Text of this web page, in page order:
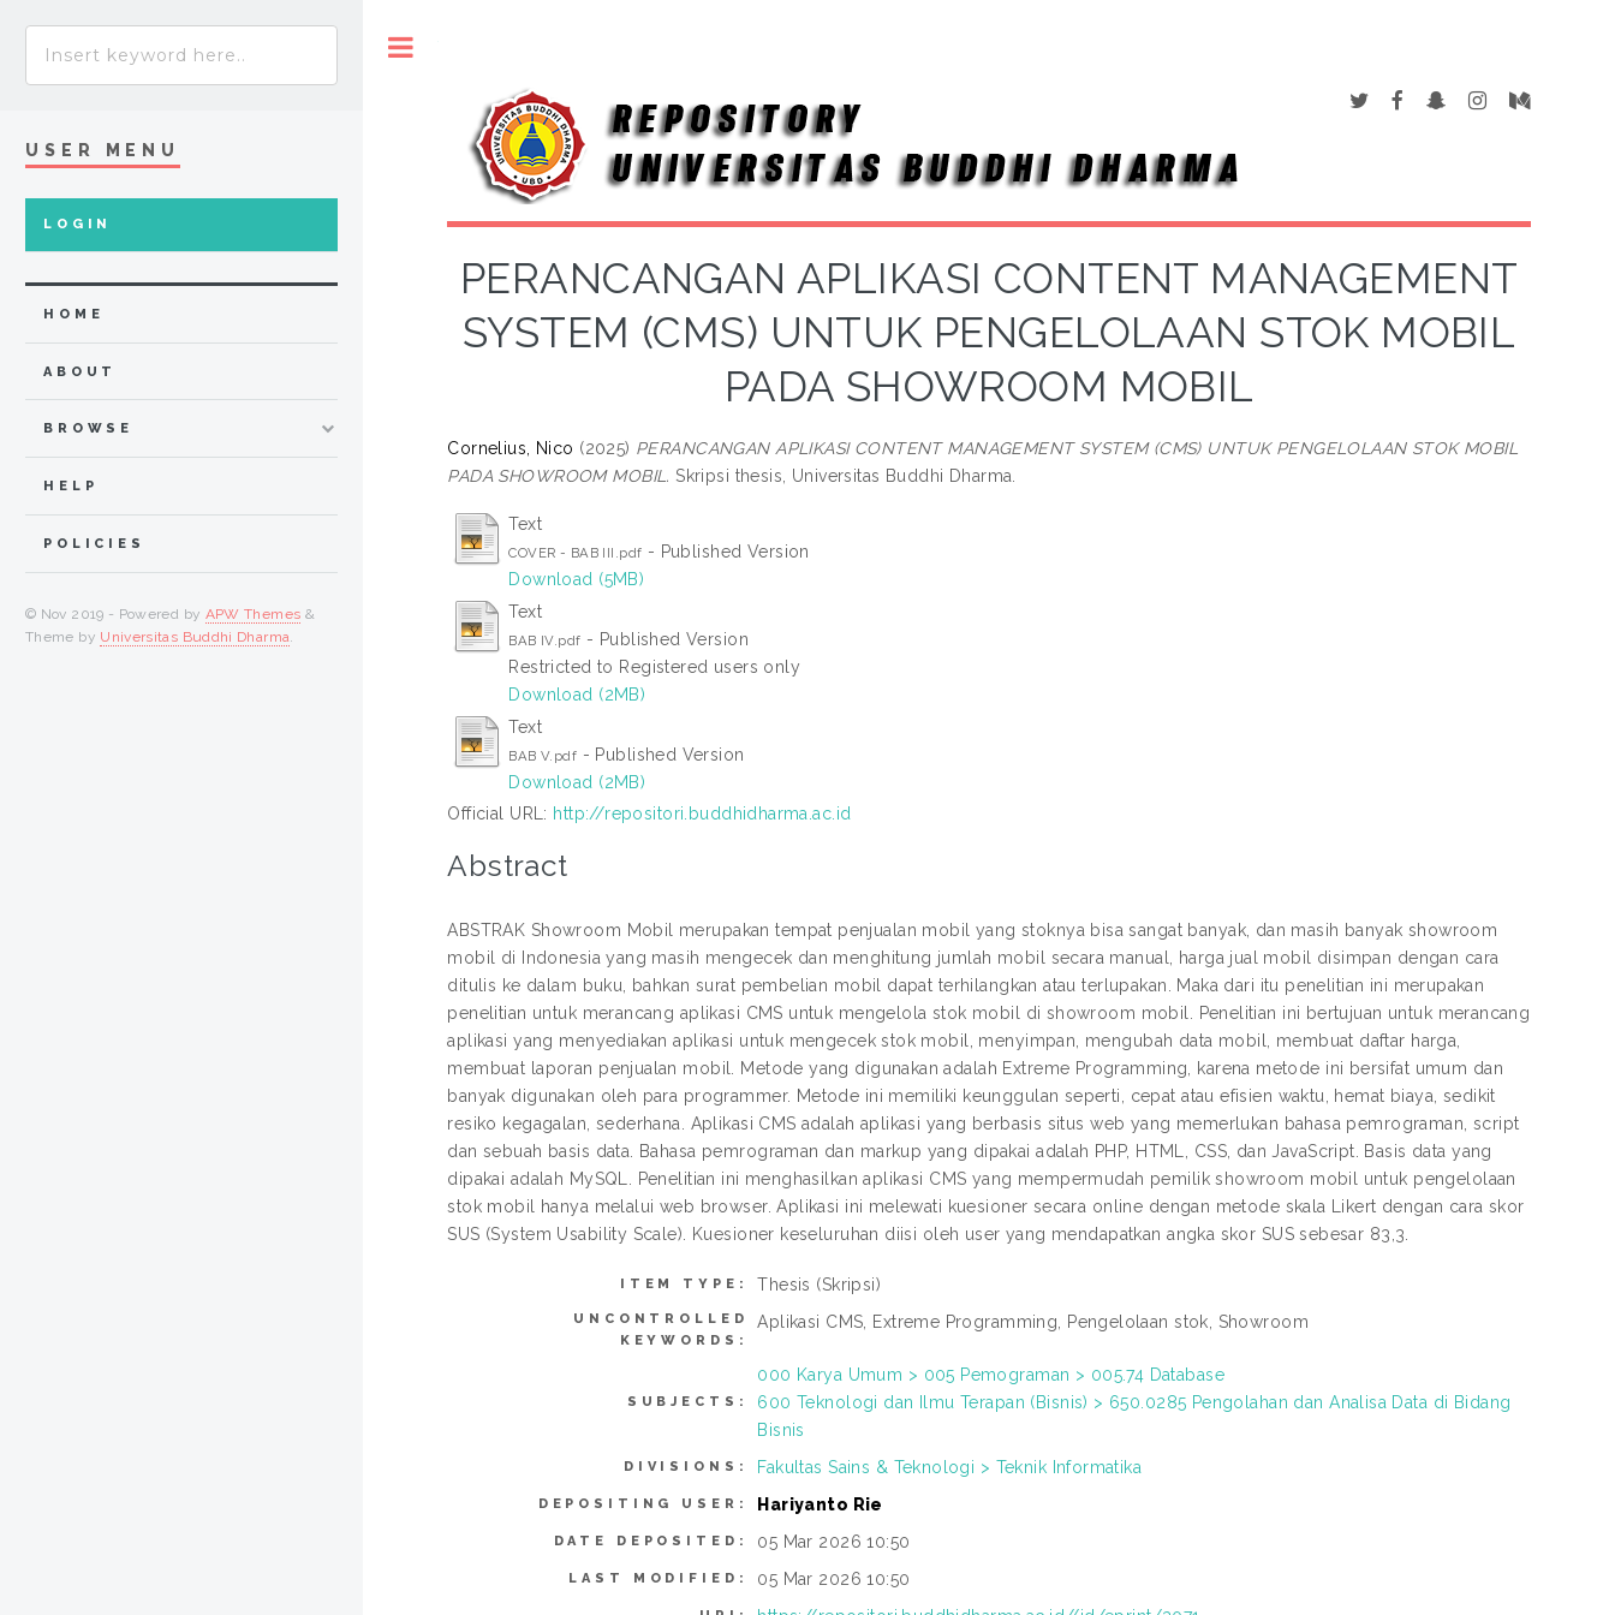
PERANCANGAN APLIKASI CONTENT MANAGEMENT
SYSTEM (CMS) UNTUK PENGELOLAAN STOK MOBIL
PADA SHOWROOM MOBIL
Cornelius, Nico (2025) PERANCANGAN APLIKASI CONTENT MANAGEMENT SYSTEM (CMS) UNTUK PENGELOLAAN STOK MOBIL
PADA SHOWROOM MOBIL. Skripsi thesis, Universitas Buddhi Dharma.
Text
COVER - BAB III.pdf - Published Version
Download (5MB)
Text
BAB IV.pdf - Published Version
Restricted to Registered users only
Download (2MB)
Text
BAB V.pdf - Published Version
Download (2MB)
Official URL: http://repositori.buddhidharma.ac.id
Abstract
ABSTRAK Showroom Mobil merupakan tempat penjualan mobil yang stoknya bisa sangat banyak, dan masih banyak showroom
mobil di Indonesia yang masih mengecek dan menghitung jumlah mobil secara manual, harga jual mobil disimpan dengan cara
ditulis ke dalam buku, bahkan surat pembelian mobil dapat terhilangkan atau terlupakan. Maka dari itu penelitian ini merupakan
penelitian untuk merancang aplikasi CMS untuk mengelola stok mobil di showroom mobil. Penelitian ini bertujuan untuk merancang
aplikasi yang menyediakan aplikasi untuk mengecek stok mobil, menyimpan, mengubah data mobil, membuat daftar harga,
membuat laporan penjualan mobil. Metode yang digunakan adalah Extreme Programming, karena metode ini bersifat umum dan
banyak digunakan oleh para programmer. Metode ini memiliki keunggulan seperti, cepat atau efisien waktu, hemat biaya, sedikit
resiko kegagalan, sederhana. Aplikasi CMS adalah aplikasi yang berbasis situs web yang memerlukan bahasa pemrograman, script
dan sebuah basis data. Bahasa pemrograman dan markup yang dipakai adalah PHP, HTML, CSS, dan JavaScript. Basis data yang
dipakai adalah MySQL. Penelitian ini menghasilkan aplikasi CMS yang mempermudah pemilik showroom mobil untuk pengelolaan
stok mobil hanya melalui web browser. Aplikasi ini melewati kuesioner secara online dengan metode skala Likert dengan cara skor
SUS (System Usability Scale). Kuesioner keseluruhan diisi oleh user yang mendapatkan angka skor SUS sebesar 83,3.
ITEM TYPE: Thesis (Skripsi)
UNCONTROLLED
KEYWORDS:
Aplikasi CMS, Extreme Programming, Pengelolaan stok, Showroom
SUBJECTS:
000 Karya Umum > 005 Pemograman > 005.74 Database
600 Teknologi dan Ilmu Terapan (Bisnis) > 650.0285 Pengolahan dan Analisa Data di Bidang
Bisnis
DIVISIONS: Fakultas Sains & Teknologi > Teknik Informatika
DEPOSITING USER: Hariyanto Rie
DATE DEPOSITED: 05 Mar 2026 10:50
LAST MODIFIED: 05 Mar 2026 10:50
USER MENU
LOGIN
HOME
ABOUT
BROWSE
HELP
POLICIES
© Nov 2019 - Powered by APW Themes &
Theme by Universitas Buddhi Dharma